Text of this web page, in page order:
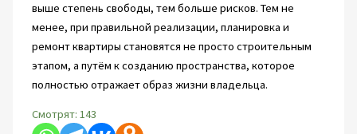
выше степень свободы, тем больше рисков. Тем не
менее, при правильной реализации, планировка и
ремонт квартиры становятся не просто строительным
этапом, а путём к созданию пространства, которое
полностью отражает образ жизни владельца.
Смотрят: 143